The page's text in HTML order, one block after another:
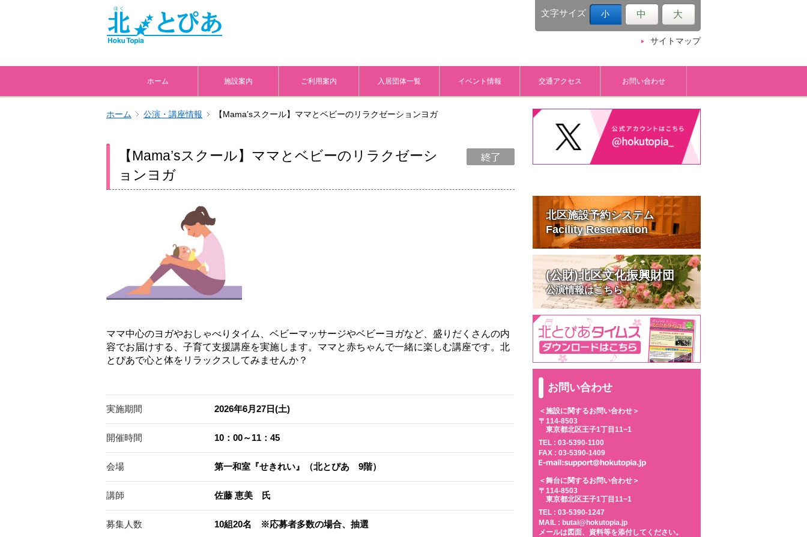
サイトマップ
文字サイズ 小 中 大
ホーム 施設案内 ご利用案内 入居団体一覧 イベント情報 交通アクセス お問い合わせ
ホーム 公演・講座情報 【Mama’sスクール】ママとベビーのリラクゼーションヨガ
【Mama’sスクール】ママとベビーのリラクゼーシ
ョンヨガ
ママ中心のヨガやおしゃべりタイム、ベビーマッサージやベビーヨガなど、盛りだくさんの内
容でお届けする、子育て支援講座を実施します。ママと赤ちゃんで一緒に楽しむ講座です。北
とぴあで心と体をリラックスしてみませんか？​
実施期間 2026年6月27日(土)
開催時間 10：00～11：45
会場 第一和室『せきれい』（北とぴあ 9階）
講師 佐藤 恵美 氏
募集人数 10組20名 ※応募者多数の場合、抽選
北区施設予約システム
Facility Reservation
(公財)北区文化振興財団
公演情報はこちら
お問い合わせ
＜施設に関するお問い合わせ＞
〒114-8503
東京都北区王子1丁目11−1
TEL : 03-5390-1100
FAX : 03-5390-1409
＜舞台に関するお問い合わせ＞
〒114-8503
東京都北区王子1丁目11−1
TEL : 03-5390-1247
MAIL : butai@hokutopia.jp
メールは図面、資料等を添付してください。